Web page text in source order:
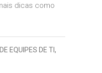
dicas como
EQUIPES DE TI,